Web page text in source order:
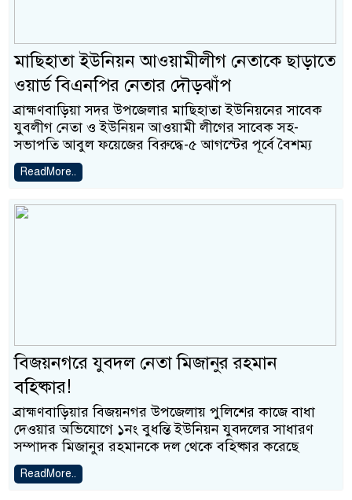
মাছিহাতা ইউনিয়ন আওয়ামীলীগ নেতাকে ছাড়াতে
ওয়ার্ড বিএনপির নেতার দৌড়ঝাঁপ
ব্রাহ্মণবাড়িয়া সদর উপজেলার মাছিহাতা ইউনিয়নের সাবেক
যুবলীগ নেতা ও ইউনিয়ন আওয়ামী লীগের সাবেক সহ-
সভাপতি আবুল ফয়েজের বিরুদ্ধে-৫ আগস্টের পূর্বে বৈশম্য
ReadMore..
বিজয়নগরে যুবদল নেতা মিজানুর রহমান
বহিষ্কার!
ব্রাহ্মণবাড়িয়ার বিজয়নগর উপজেলায় পুলিশের কাজে বাধা
দেওয়ার অভিযোগে ১নং বুধন্তি ইউনিয়ন যুবদলের সাধারণ
সম্পাদক মিজানুর রহমানকে দল থেকে বহিষ্কার করেছে
ReadMore..